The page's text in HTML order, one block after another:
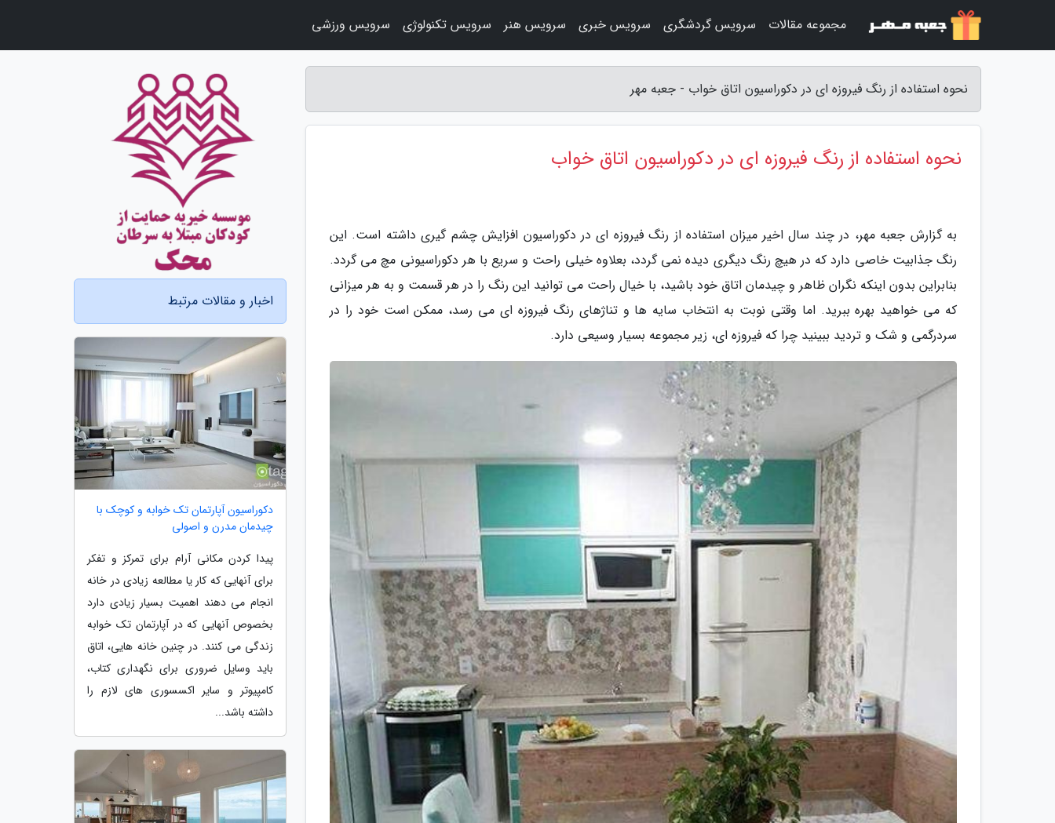
نحوه استفاده از رنگ فیروزه ای در دکوراسیون اتاق خواب - جعبه مهر
نحوه استفاده از رنگ فیروزه ای در دکوراسیون اتاق خواب
به گزارش جعبه مهر، در چند سال اخیر میزان استفاده از رنگ فیروزه ای در دکوراسیون افزایش چشم گیری داشته است. این
رنگ جذابیت خاصی دارد که در هیچ رنگ دیگری دیده نمی گردد، بعلاوه خیلی راحت و سریع با هر دکوراسیونی مچ می گردد.
بنابراین بدون اینکه نگران ظاهر و چیدمان اتاق خود باشید، با خیال راحت می توانید این رنگ را در هر قسمت و به هر میزانی
که می خواهید بهره ببرید. اما وقتی نوبت به انتخاب سایه ها و تناژهای رنگ فیروزه ای می رسد، ممکن است خود را در
سردرگمی و شک و تردید ببینید چرا که فیروزه ای، زیر مجموعه بسیار وسیعی دارد.
اخبار و مقالات مرتبط
دکوراسیون آپارتمان تک خوابه و کوچک با
چیدمان مدرن و اصولی
پیدا کردن مکانی آرام برای تمرکز و تفکر
برای آنهایی که کار یا مطالعه زیادی در خانه
انجام می دهند اهمیت بسیار زیادی دارد
بخصوص آنهایی که در آپارتمان تک خوابه
زندگی می کنند. در چنین خانه هایی، اتاق
باید وسایل ضروری برای نگهداری کتاب،
کامپیوتر و سایر اکسسوری های لازم را
داشته باشد...
مجموعه مقالات سرویس گردشگری سرویس خبری سرویس هنر سرویس تکنولوژی سرویس ورزشی